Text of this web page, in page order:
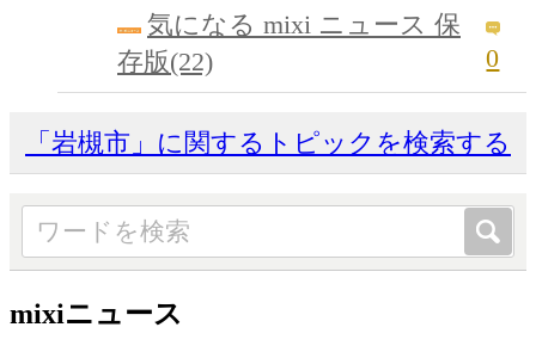
気になる mixi ニュース 保
存版(22)
0
「岩槻市」に関するトピックを検索する
mixiニュース